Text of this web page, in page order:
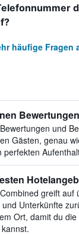
häufige Fragen
Bewertungen
und
Gästen, genau
perfekten
greift auf
und Unterkünfte
Ort, damit du